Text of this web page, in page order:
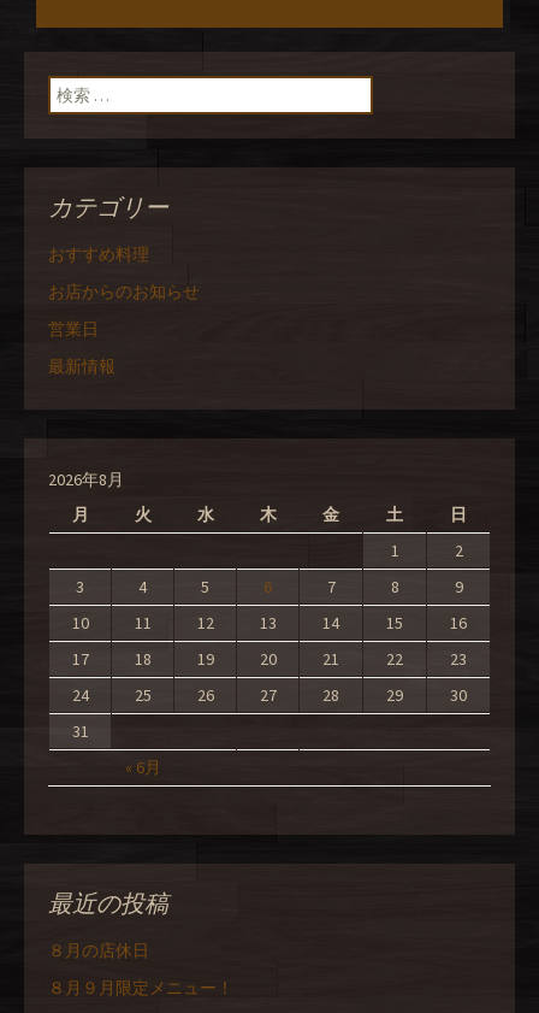
ン
検索:
カテゴリー
おすすめ料理
お店からのお知らせ
営業日
最新情報
2026年8月
月
火 水 木 金 土 日
« 6月
1
2
3
4 5 6 7 8
9
10
11 12 13 14 15
16
17
18 19 20 21 22
23
24
25 26 27 28 29
30
31
最近の投稿
８月の店休日
８月９月限定メニュー！